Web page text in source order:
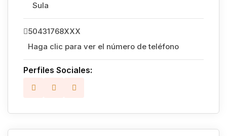
Sula
50431768XXX
Haga clic para ver el número de teléfono
Perfiles Sociales: